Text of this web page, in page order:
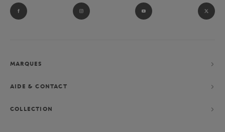
MARQUES
AIDE & CONTACT
COLLECTION